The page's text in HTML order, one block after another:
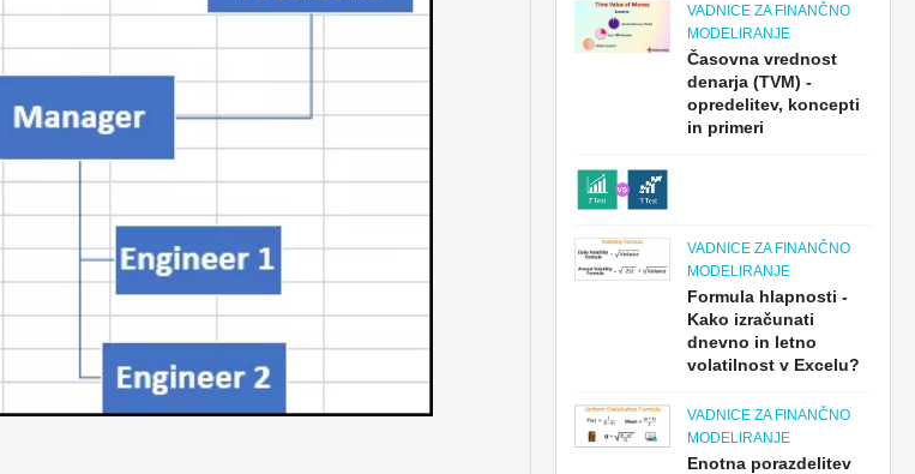
VADNICE ZA FINANČNO
MODELIRANJE
Časovna vrednost
denarja (TVM) -
opredelitev, koncepti
in primeri
VADNICE ZA FINANČNO
MODELIRANJE
Formula hlapnosti -
Kako izračunati
dnevno in letno
volatilnost v Excelu?
VADNICE ZA FINANČNO
MODELIRANJE
Enotna porazdelitev